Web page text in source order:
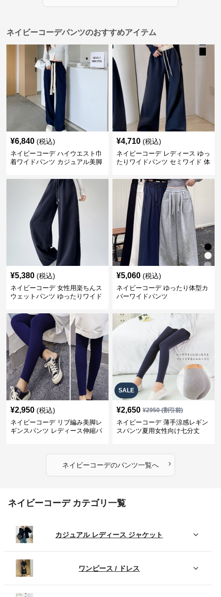
ネイビーコーデパンツのおすすめアイテム
¥6,840 (税込)
ネイビーコーデ ハイウエスト巾
着ワイドパンツ カジュアル美脚
¥4,710 (税込)
ネイビーコーデ レディース ゆっ
たりワイドパンツ セミワイド 体
¥5,380 (税込)
ネイビーコーデ 女性用楽ちんス
ウェットパンツ ゆったりワイド
¥5,060 (税込)
ネイビーコーデ ゆったり体型カ
バーワイドパンツ
¥2,950 (税込)
ネイビーコーデ リブ編み美脚レ
ギンスパンツ レディース伸縮パ
SALE
¥2,650 ¥2950(割引前)
ネイビーコーデ 薄手涼感レギン
スパンツ夏用女性向け七分丈
ネイビーコーデのパンツ一覧へ ›
ネイビーコーデ カテゴリ一覧
カジュアル レディース ジャケット
ワンピース / ドレス